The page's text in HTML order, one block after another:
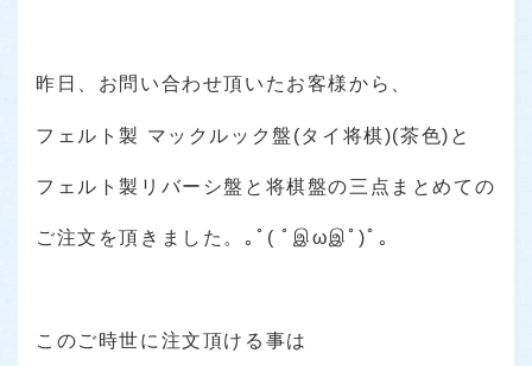
昨日、お問い合わせ頂いたお客様から、
フェルト製 マックルック盤(タイ将棋)(茶色)と
フェルト製リバーシ盤と将棋盤の三点まとめての
ご注文を頂きました。｡ﾟ( ﾟஇωஇﾟ)ﾟ｡
このご時世に注文頂ける事は